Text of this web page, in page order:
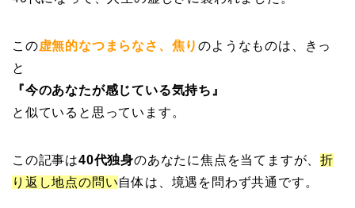
この虚無的なつまらなさ、焦りのようなものは、きっ
と
『今のあなたが感じている気持ち』
と似ていると思っています。
この記事は40代独身のあなた に焦点を当てますが、折
り返し地点の問い自体は、境遇を問わず共通です。